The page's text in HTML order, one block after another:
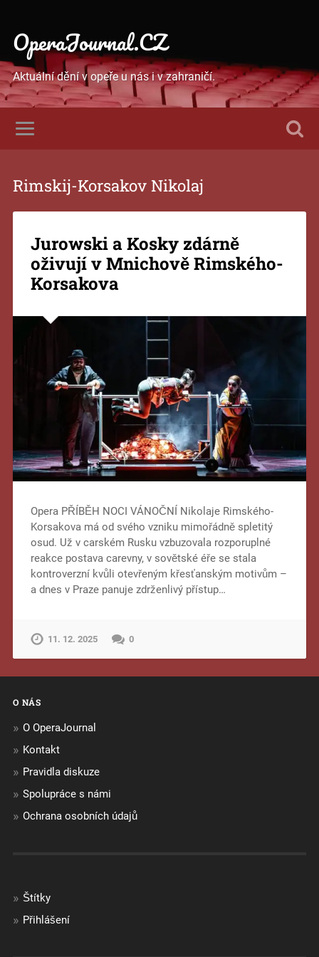
OperaJournal.CZ
Aktuální dění v opeře u nás i v zahraničí.
Rimskij-Korsakov Nikolaj
Jurowski a Kosky zdárně
oživují v Mnichově Rimského-
Korsakova
Opera PŘÍBĚH NOCI VÁNOČNÍ Nikolaje Rimského-
Korsakova má od svého vzniku mimořádně spletitý
osud. Už v carském Rusku vzbuzovala rozporuplné
reakce postava carevny, v sovětské éře se stala
kontroverzní kvůli otevřeným křesťanským motivům –
a dnes v Praze panuje zdrženlivý přístup…
11. 12. 2025 0
O NÁS
O OperaJournal
Kontakt
Pravidla diskuze
Spolupráce s námi
Ochrana osobních údajů
Štítky
Přihlášení